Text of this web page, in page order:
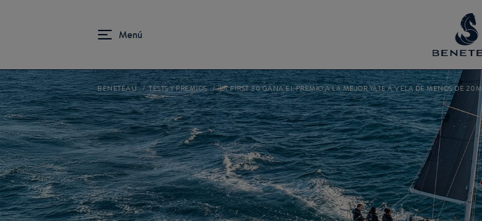
BENETEAU TESTS Y PREMIOS LA FIRST 30 GANA EL PREMIO A LA MEJOR YATE A VELA DE MENOS DE 20M